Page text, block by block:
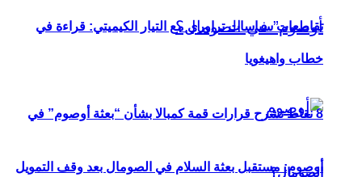
8 نقاط تشرح قرارات قمة كمبالا بشأن “بعثة أوصوم” في
الصومال؟
تقاطعات سياسات تراوري مع التيار الكيميتي: قراءة في
خطاب واهيغويا
أوصوم: مستقبل بعثة السلام في الصومال بعد وقف التمويل